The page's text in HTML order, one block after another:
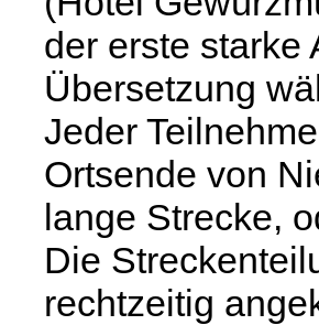
der erste starke
Übersetzung
Jeder
Ortsende von
lange Strecke,
Die
rechtzeitig